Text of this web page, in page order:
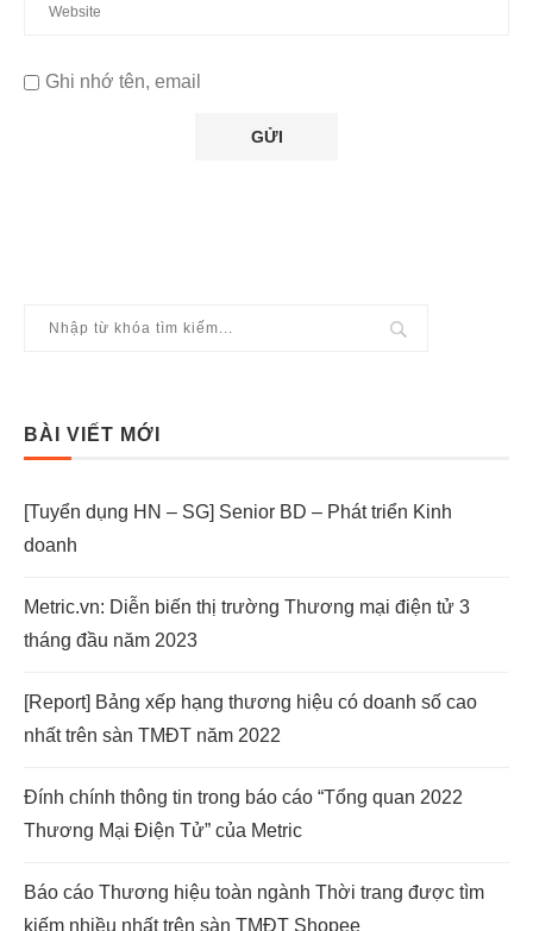
Ghi nhớ tên, email
BÀI VIẾT MỚI
[Tuyển dụng HN – SG] Senior BD – Phát triển Kinh
doanh
Metric.vn: Diễn biến thị trường Thương mại điện tử 3
tháng đầu năm 2023
[Report] Bảng xếp hạng thương hiệu có doanh số cao
nhất trên sàn TMĐT năm 2022
Đính chính thông tin trong báo cáo “Tổng quan 2022
Thương Mại Điện Tử” của Metric
Báo cáo Thương hiệu toàn ngành Thời trang được tìm
kiếm nhiều nhất trên sàn TMĐT Shopee